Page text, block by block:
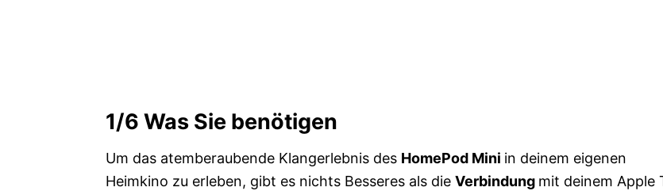
1/6 Was Sie benötigen
Um das atemberaubende Klangerlebnis des HomePod Mini in deinem eigenen
Heimkino zu erleben, gibt es nichts Besseres als die Verbindung mit deinem Apple